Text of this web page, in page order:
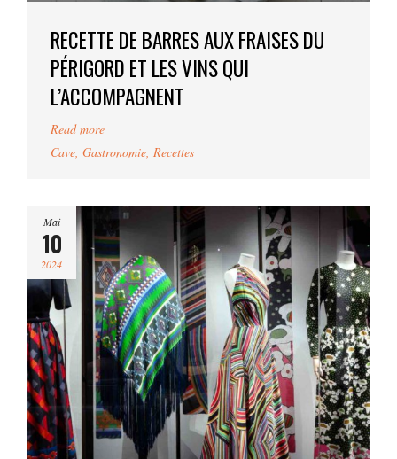
RECETTE DE BARRES AUX FRAISES DU
PÉRIGORD ET LES VINS QUI
L’ACCOMPAGNENT
Read more
Cave Gastronomie Recettes
Mai
10
2024